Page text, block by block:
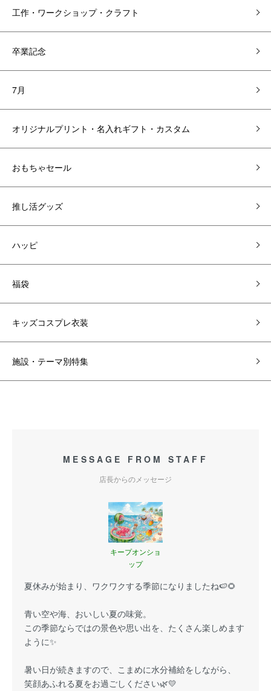
工作・ワークショップ・クラフト
卒業記念
7月
オリジナルプリント・名入れギフト・カスタム
おもちゃセール
推し活グッズ
ハッピ
福袋
キッズコスプレ衣装
施設・テーマ別特集
MESSAGE FROM STAFF
店長からのメッセージ
キープオンショ
ップ
夏休みが始まり、ワクワクする季節になりましたね🍉🌻
青い空や海、おいしい夏の味覚。
この季節ならではの景色や思い出を、たくさん楽しめます
ように✨
暑い日が続きますので、こまめに水分補給をしながら、
笑顔あふれる夏をお過ごしください🌿💛